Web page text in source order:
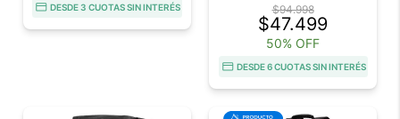
DESDE 3 CUOTAS SIN INTERÉS $94.998
$47.499
50% OFF
DESDE 6 CUOTAS SIN INTERÉS